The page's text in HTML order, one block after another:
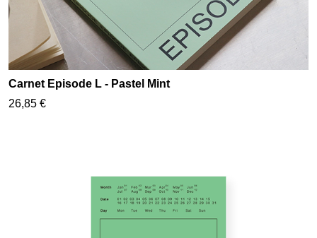
Carnet Episode L - Pastel Mint
26,85 €